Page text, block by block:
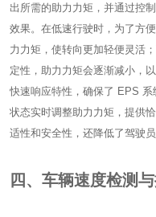
出所需的助力力矩，并通过控
效果。在低速行驶时，为了方
力力矩，使转向更加轻便灵活
定性，助力力矩会逐渐减小，
快速响应特性，确保了 EPS
状态实时调整助力力矩，提供
适性和安全性，还降低了驾驶员
四、车辆速度检测